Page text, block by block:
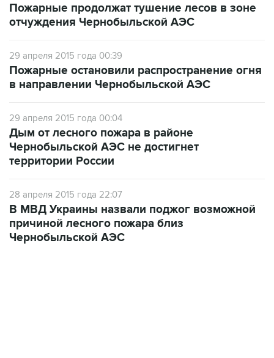
Пожарные продолжат тушение лесов в зоне
отчуждения Чернобыльской АЭС
29 апреля 2015 года 00:39
Пожарные остановили распространение огня
в направлении Чернобыльской АЭС
29 апреля 2015 года 00:04
Дым от лесного пожара в районе
Чернобыльской АЭС не достигнет
территории России
28 апреля 2015 года 22:07
В МВД Украины назвали поджог возможной
причиной лесного пожара близ
Чернобыльской АЭС